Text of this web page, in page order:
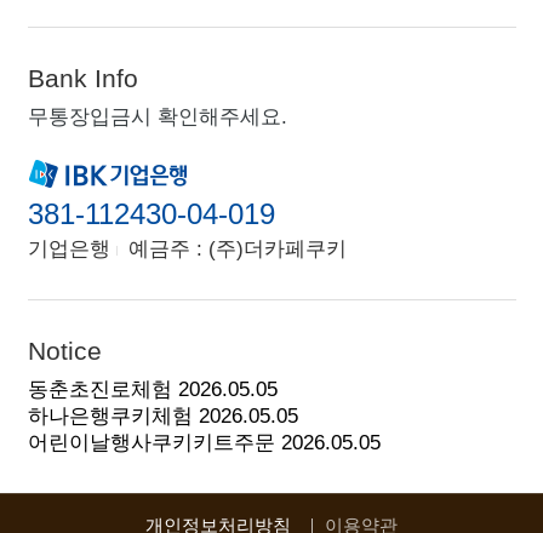
Bank Info
무통장입금시 확인해주세요.
381-112430-04-019
기업은행 예금주 : (주)더카페쿠키
Notice
동춘초진로체험 2026.05.05
하나은행쿠키체험 2026.05.05
어린이날행사쿠키키트주문 2026.05.05
개인정보처리방침 이용약관